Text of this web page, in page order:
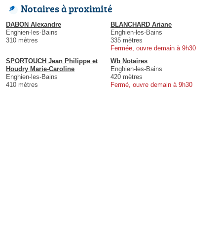
Notaires à proximité
DABON Alexandre
Enghien-les-Bains
310 mètres
BLANCHARD Ariane
Enghien-les-Bains
335 mètres
Fermée, ouvre demain à 9h30
SPORTOUCH Jean Philippe et
Houdry Marie-Caroline
Enghien-les-Bains
410 mètres
Wb Notaires
Enghien-les-Bains
420 mètres
Fermé, ouvre demain à 9h30